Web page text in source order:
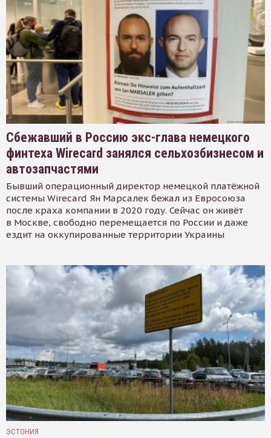
Сбежавший в Россию экс-глава немецкого
финтеха Wirecard занялся сельхозбизнесом и
автозапчастями
Бывший операционный директор немецкой платёжной
системы Wirecard Ян Марсалек бежал из Евросоюза
после краха компании в 2020 году. Сейчас он живёт
в Москве, свободно перемещается по России и даже
ездит на оккупированные территории Украины
ЭСТОНИЯ